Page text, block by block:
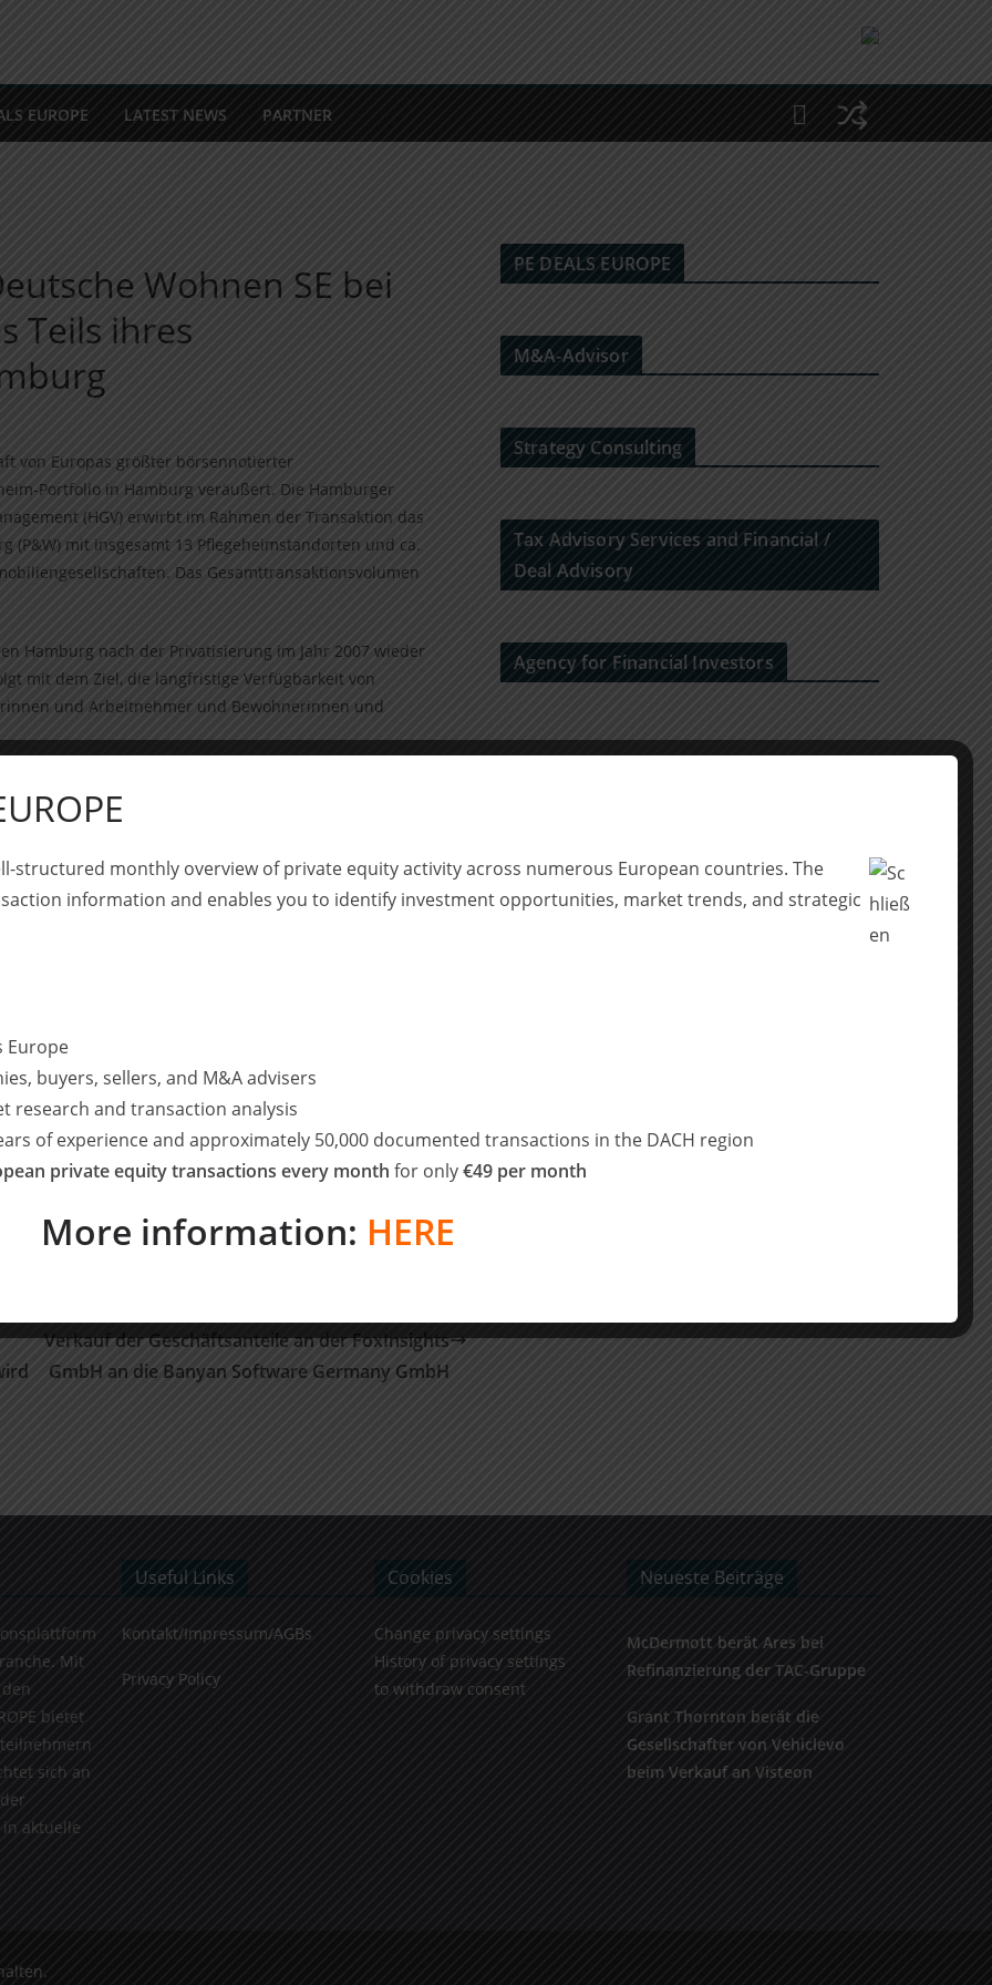
EUROPE LATEST NEWS PARTNER
Wohnen SE bei
Teils ihres
von Europas größter börsennotierter
Portfolio in Hamburg veräußert. Die Hamburger
(HGV) erwirbt im Rahmen der Transaktion das
(P&W) mit insgesamt 13 Pflegeheimstandorten und ca.
Das Gesamttransaktionsvolumen
Hamburg nach der Privatisierung im Jahr 2007 wieder
mit dem Ziel, die langfristige Verfügbarkeit von
und Arbeitnehmer und Bewohnerinnen und
Berlin)
München)
Berlin)
Steuerrecht, Berlin)
München)
Verkauf der Geschäftsanteile an der FoxInsights
GmbH an die Banyan Software Germany GmbH
PE DEALS EUROPE
M&A-Advisor
Strategy Consulting
Tax Advisory Services and Financial /
Deal Advisory
Agency for Financial Investors
Mit
bietet
sich an
aktuelle
Useful Links
Kontakt/Impressum/AGBs
Privacy Policy
Cookies
Change privacy settings
History of privacy settings
to withdraw consent
Neueste Beiträge
McDermott berät Ares bei
Refinanzierung der TAC-Gruppe
Grant Thornton berät die
Gesellschafter von Vehiclevo
beim Verkauf an Visteon
structured monthly overview of private equity activity across numerous European countries. The
information and enables you to identify investment opportunities, market trends, and strategic
Europe
buyers, sellers, and M&A advisers
research and transaction analysis
of experience and approximately 50,000 documented transactions in the DACH region
private equity transactions every month for only€49 per month
More information: HERE